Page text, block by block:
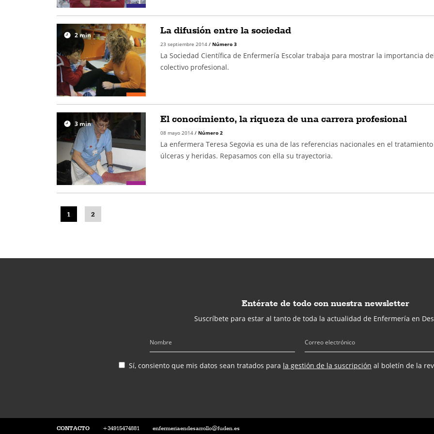
2min La difusión entre la sociedad
23 septiembre 2014 / Número 3
La Sociedad Científica de Enfermería Escolar trabaja para mostrar la importancia
colectivo profesional.
3 min El conocimiento, la riqueza de una carrera profesional
08 mayo 2014 / Número 2
La enfermera Teresa Segovia es una de las referencias nacionales en el
úlceras y heridas. Repasamos con ella su trayectoria.
1 2
Entérate de todo con nuestra newsletter
Suscríbete para estar al tanto de toda la actualidad de Enfermería en
Sí, consiento que mis datos sean tratados para la gestión de la suscripción al boletín de la
CONTACTO +34915474881 enfermeriaendesarrollo@fuden.es